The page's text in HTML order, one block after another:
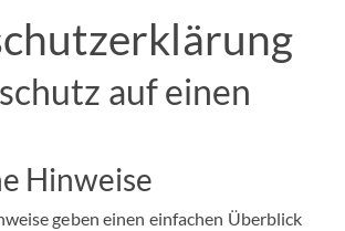
auf einen
Hinweise
geben einen einfachen Überblick